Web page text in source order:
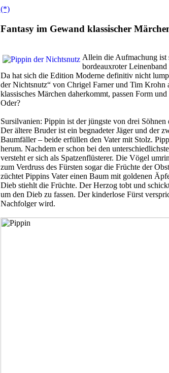
(*)
Fantasy im Gewand klassischer
Allein die Aufmachung ist
bordeauxroter
Da hat sich die Edition Moderne definitiv nicht
der Nichtsnutz“ von Chrigel Farner und Tim Krohn
klassisches Märchen daherkommt, passen Form
Oder?
Sursilvanien: Pippin ist der jüngste von drei Söhnen
Der ältere Bruder ist ein begnadeter Jäger und der
Baumfäller – beide erfüllen den Vater mit Stolz.
herum. Nachdem er schon bei den
versteht er sich als Spatzenflüsterer. Die Vögel
zum Verdruss des Fürsten sogar die Früchte der
züchtet Pippins Vater einen Baum mit goldenen
Dieb stiehlt die Früchte. Der Herzog tobt und
um den Dieb zu fassen. Der kinderlose Fürst
Nachfolger wird.